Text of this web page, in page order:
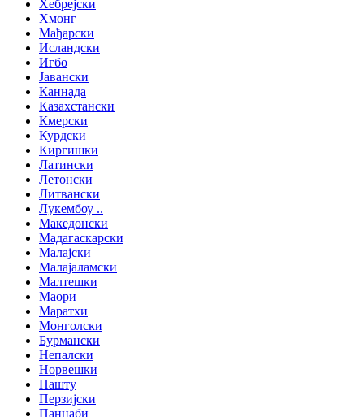
Хебрејски
Хмонг
Мађарски
Исландски
Игбо
Јавански
Каннада
Казахстански
Кмерски
Курдски
Киргишки
Латински
Летонски
Литвански
Лукембоу ..
Македонски
Мадагаскарски
Малајски
Малајаламски
Малтешки
Маори
Маратхи
Монголски
Бурмански
Непалски
Норвешки
Пашту
Перзијски
Панџаби